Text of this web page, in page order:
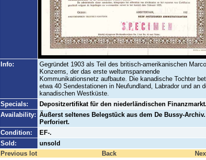
Info:
Gegründet 1903 als Teil des britisch-amerikanischen
Konzerns, der das erste weltumspannende
Kommunikationsnetz aufbaute. Die kanadische Tochter
etwa 40 Sendestationen in Neufundland, Labrador und an
kanadischen Westküste.
Specials:
Depositzertifikat für den niederländischen Finanzmarkt.
Availability: Äußerst seltenes Belegstück aus dem De Bussy-Archiv.
Perforiert.
Condition:
EF-.
Sold:
unsold
Previous lot
Back